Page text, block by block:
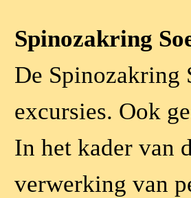
Spinozakring
De Spinozakring
excursies. Ook
In het kader van
verwerking van